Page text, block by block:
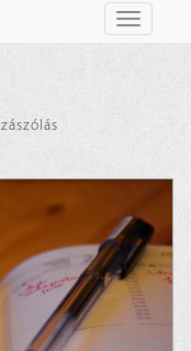
Toggle